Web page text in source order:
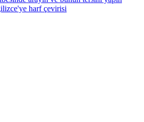
harf çevirisi